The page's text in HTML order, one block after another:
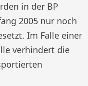
in der BP
2005 nur noch
Im Falle einer
verhindert die